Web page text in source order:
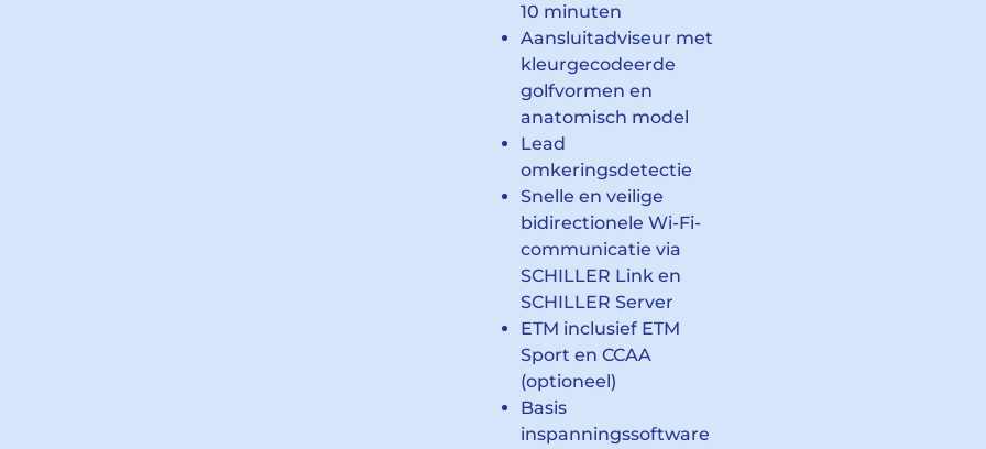
10 minuten
Aansluitadviseur met
kleurgecodeerde
golfvormen en
anatomisch model
Lead
omkeringsdetectie
Snelle en veilige
bidirectionele Wi-Fi-
communicatie via
SCHILLER Link en
SCHILLER Server
ETM inclusief ETM
Sport en CCAA
(optioneel)
Basis
inspanningssoftware